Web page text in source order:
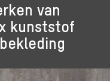
van
kunststof